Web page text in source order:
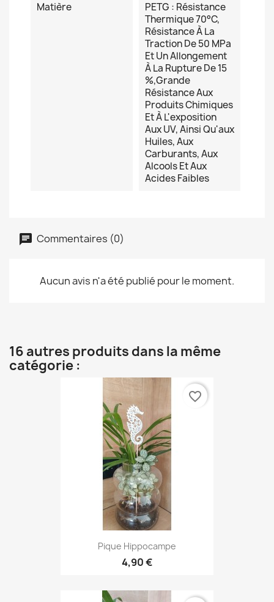
Matière
PETG : Résistance
Thermique 70°c,
Résistance À La
Traction De 50 MPa
Et Un Allongement
À La Rupture De 15
%,grande
Résistance Aux
Produits Chimiques
Et À L'exposition
Aux UV, Ainsi Qu'aux
Huiles, Aux
Carburants, Aux
Alcools Et Aux
Acides Faibles
Commentaires (0)
Aucun avis n'a été publié pour le moment.
16 autres produits dans la même
catégorie :
Pique Hippocampe
4,90 €
favorite_border